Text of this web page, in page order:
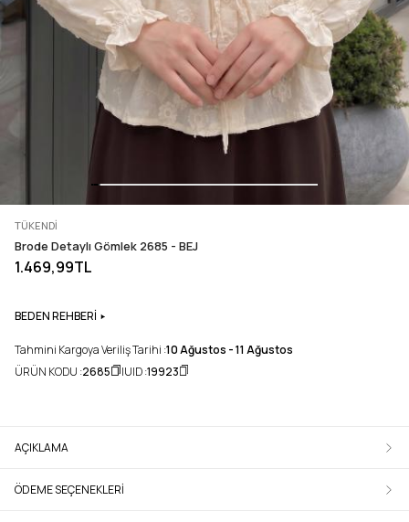
TÜKENDI
Brode Detaylı Gömlek 2685 - BEJ
1.469,99TL
BEDEN REHBERİ
Tahmini Kargoya Veriliş Tarihi :10 Ağustos - 11 Ağustos
ÜRÜN KODU :2685 UID :19923
AÇIKLAMA
ÖDEME SEÇENEKLERI